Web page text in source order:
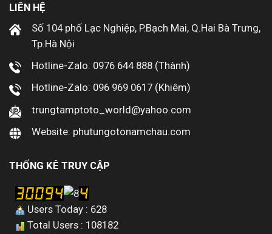
LIÊN HỆ
Số 104 phố Lạc Nghiệp, P.Bạch Mai, Q.Hai Bà Trưng,
Tp.Hà Nội
Hotline-Zalo: 0976 644 888 (Thành)
Hotline-Zalo: 096 969 0617 (Khiêm)
trungtamptoto_world@yahoo.com
Website: phutungotonamchau.com
THỐNG KÊ TRUY CẬP
Users Today : 628
Total Users : 108182